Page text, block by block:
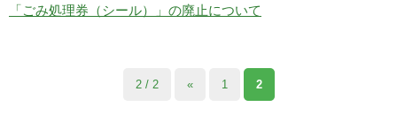
「ごみ処理券（シール）」の廃止について
2 / 2 « 1 2